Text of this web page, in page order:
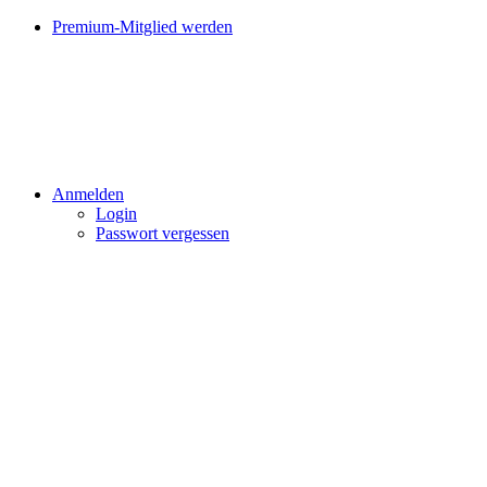
Premium-Mitglied werden
Anmelden
Login
Passwort vergessen